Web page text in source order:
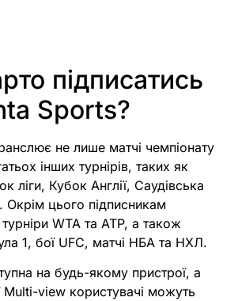
підписатись
Sports?
не лише матчі чемпіонату
інших турнірів, таких як
ліги, Кубок Англії, Саудівська
Окрім цього підписникам
турніри WTA та ATP, а також
1, бої UFC, матчі НБА та НХЛ.
на будь-якому пристрої, а
Multi-view користувачі можуть